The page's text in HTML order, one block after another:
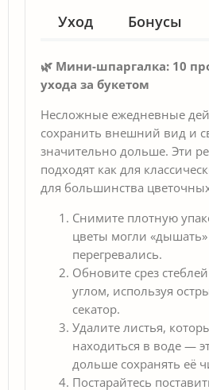
Уход Бонусы
🌿 Мини-шпаргалка: 10
ухода за букетом
Несложные ежедневные
сохранить внешний вид и
значительно дольше. Эти
подходят как для
для большинства
Снимите плотную
цветы могли
перегревались.
Обновите срез
углом, используя
секатор.
Удалите листья,
находиться в воде —
дольше сохранять её
Постарайтесь